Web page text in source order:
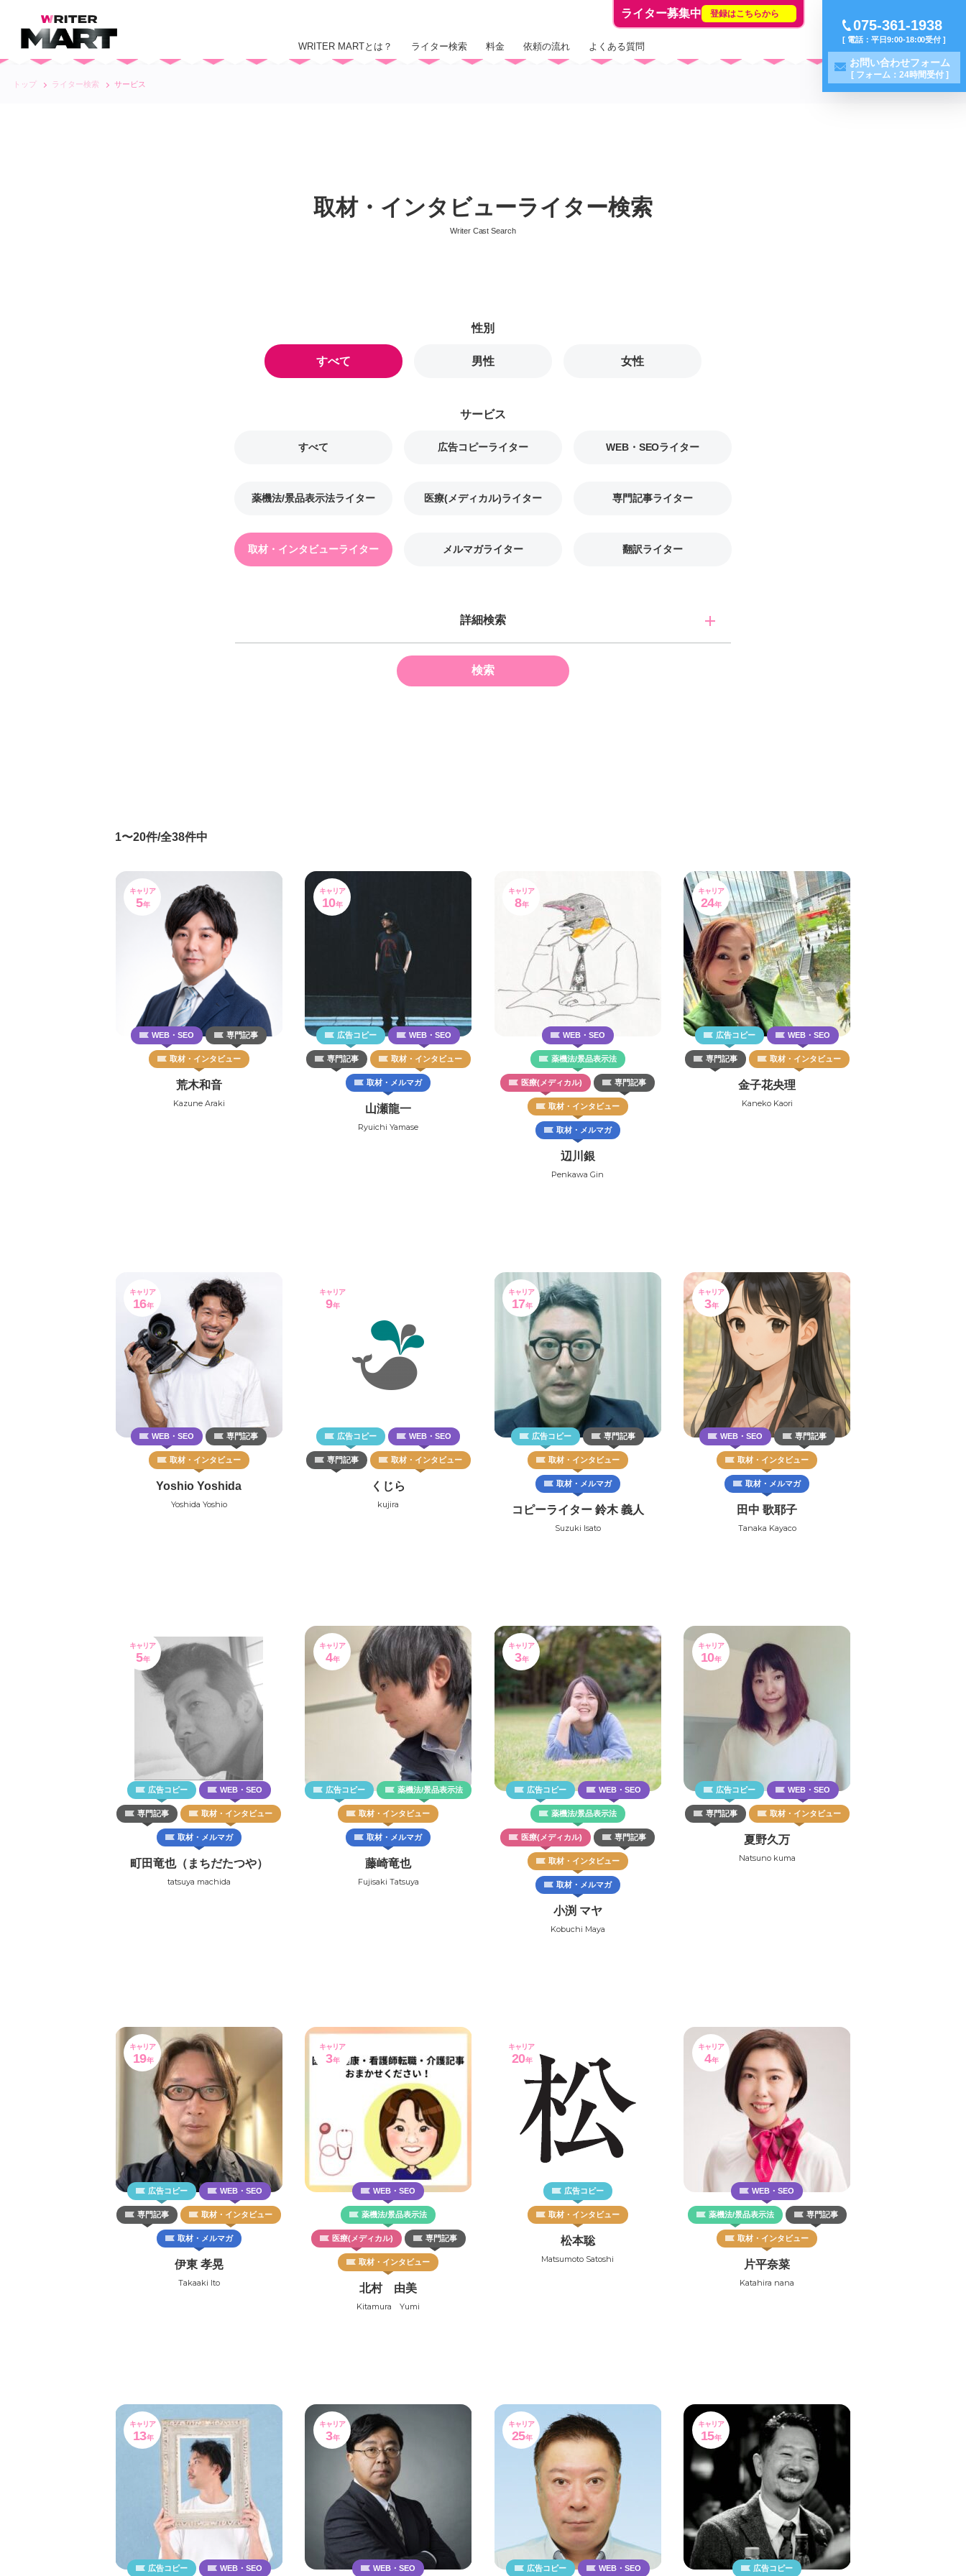
ライター募集中 登録はこちらから
WRITER MARTとは？ ライター検索 料金 依頼の流れ よくある質問
075-361-1938
[ 電話：平日9:00-18:00受付 ]
お問い合わせフォーム
[ フォーム：24時間受付 ]
トップ ライター検索 サービス
取材・インタビューライター検索
Writer Cast Search
すべて 男性 女性
すべて 広告コピーライター WEB・SEOライター
薬機法/景品表示法ライター 医療(メディカル)ライター 専門記事ライター
取材・インタビューライター メルマガライター 翻訳ライター
詳細検索
1〜20件/全38件中
キャリア
5年
WEB・SEO 専門記事
取材・インタビュー
荒木和音
Kazune Araki
キャリア
10年
広告コピー WEB・SEO
専門記事 取材・インタビュー
取材・メルマガ
山瀬龍一
Ryuichi Yamase
キャリア
8年
WEB・SEO
薬機法/景品表示法
医療(メディカル) 専門記事
取材・インタビュー
取材・メルマガ
辺川銀
Penkawa Gin
キャリア
24年
広告コピー WEB・SEO
専門記事 取材・インタビュー
金子花央理
Kaneko Kaori
キャリア
16年
WEB・SEO 専門記事
取材・インタビュー
Yoshio Yoshida
Yoshida Yoshio
キャリア
9年
広告コピー WEB・SEO
専門記事 取材・インタビュー
くじら
kujira
キャリア
17年
広告コピー 専門記事
取材・インタビュー
取材・メルマガ
コピーライター 鈴木 義人
Suzuki Isato
キャリア
3年
WEB・SEO 専門記事
取材・インタビュー
取材・メルマガ
田中 歌耶子
Tanaka Kayaco
キャリア
5年
広告コピー WEB・SEO
専門記事 取材・インタビュー
取材・メルマガ
町田竜也（まちだたつや）
tatsuya machida
キャリア
4年
広告コピー 薬機法/景品表示法
取材・インタビュー
取材・メルマガ
藤崎竜也
Fujisaki Tatsuya
キャリア
3年
広告コピー WEB・SEO
薬機法/景品表示法
医療(メディカル) 専門記事
取材・インタビュー
取材・メルマガ
小渕 マヤ
Kobuchi Maya
キャリア
10年
広告コピー WEB・SEO
専門記事 取材・インタビュー
夏野久万
Natsuno kuma
キャリア
19年
広告コピー WEB・SEO
専門記事 取材・インタビュー
取材・メルマガ
伊東 孝晃
Takaaki Ito
キャリア
3年
WEB・SEO
薬機法/景品表示法
医療(メディカル) 専門記事
取材・インタビュー
北村 由美
Kitamura Yumi
キャリア
20年
広告コピー
取材・インタビュー
松本聡
Matsumoto Satoshi
キャリア
4年
WEB・SEO
薬機法/景品表示法 専門記事
取材・インタビュー
片平奈菜
Katahira nana
キャリア
13年
広告コピー WEB・SEO
キャリア
3年
WEB・SEO
キャリア
25年
広告コピー WEB・SEO
キャリア
15年
広告コピー